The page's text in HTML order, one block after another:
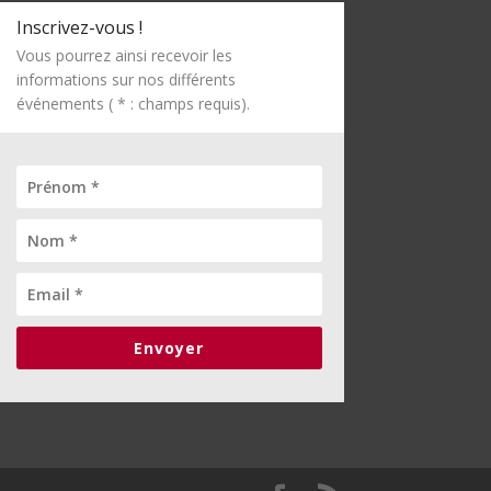
Inscrivez-vous !
Vous pourrez ainsi recevoir les
informations sur nos différents
événements ( * : champs requis).
Envoyer